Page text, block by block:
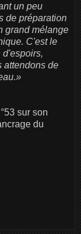
un peu
de préparation
grand mélange
C'est le
d'espoirs,
attendons de
sur son
du